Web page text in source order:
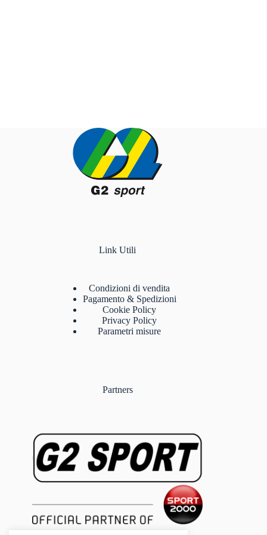
Link Utili
Condizioni di vendita
Pagamento & Spedizioni
Cookie Policy
Privacy Policy
Parametri misure
Partners